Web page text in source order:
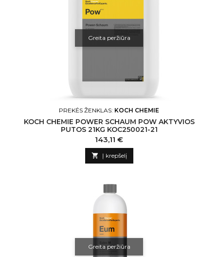
Greita peržiūra
PREKĖS ŽENKLAS: KOCH CHEMIE
KOCH CHEMIE POWER SCHAUM POW AKTYVIOS
PUTOS 21KG KOC250021-21
Kaina
143,11 €
 Į krepšelį
Greita peržiūra